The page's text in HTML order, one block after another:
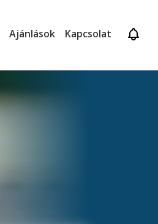
Ajánlások Kapcsolat